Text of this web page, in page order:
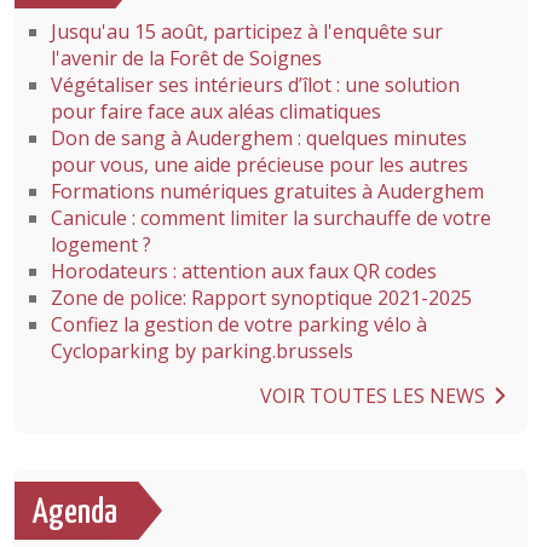
Jusqu'au 15 août, participez à l'enquête sur
l'avenir de la Forêt de Soignes
Végétaliser ses intérieurs d’îlot : une solution
pour faire face aux aléas climatiques
Don de sang à Auderghem : quelques minutes
pour vous, une aide précieuse pour les autres
Formations numériques gratuites à Auderghem
Canicule : comment limiter la surchauffe de votre
logement ?
Horodateurs : attention aux faux QR codes
Zone de police: Rapport synoptique 2021-2025
Confiez la gestion de votre parking vélo à
Cycloparking by parking.brussels
VOIR TOUTES LES NEWS
Agenda